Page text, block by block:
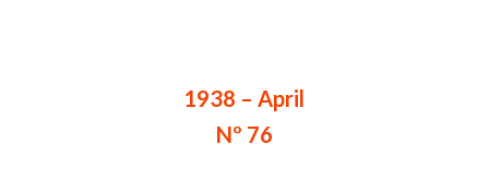
1938 – April
Nº 76